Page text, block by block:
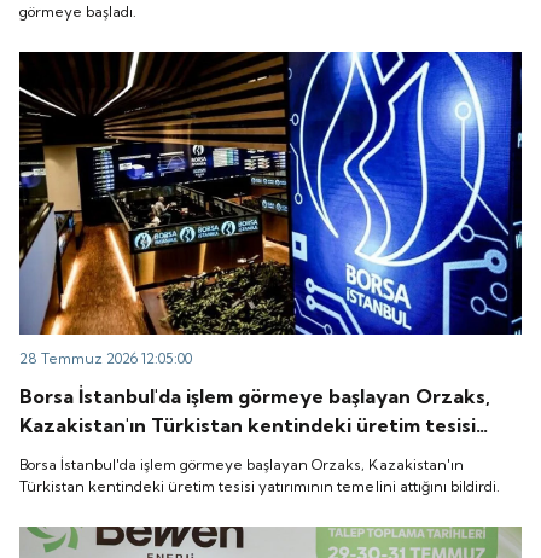
görmeye başladı.
28 Temmuz 2026 12:05:00
Borsa İstanbul'da işlem görmeye başlayan Orzaks,
Kazakistan'ın Türkistan kentindeki üretim tesisi
yatırımının temelini attığını bildirdi.
Borsa İstanbul'da işlem görmeye başlayan Orzaks, Kazakistan'ın
Türkistan kentindeki üretim tesisi yatırımının temelini attığını bildirdi.